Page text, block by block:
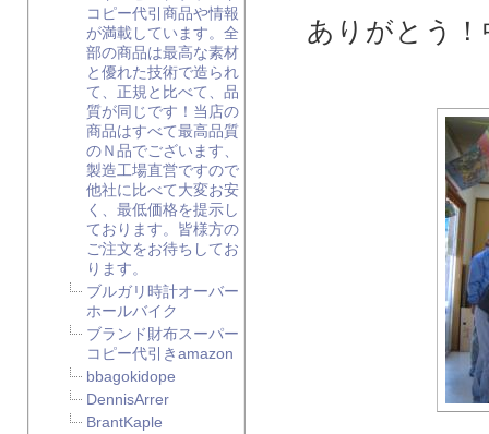
ありがとう
コピー代引商品や情報
が満載しています。全
部の商品は最高な素材
と優れた技術で造られ
て、正規と比べて、品
質が同じです！当店の
商品はすべて最高品質
のＮ品でございます、
製造工場直営ですので
他社に比べて大変お安
く、最低価格を提示し
ております。皆様方の
ご注文をお待ちしてお
ります。
ブルガリ時計オーバー
ホールバイク
ブランド財布スーパー
コピー代引きamazon
bbagokidope
DennisArrer
BrantKaple